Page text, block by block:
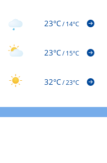
23°C/14°C
23°C/15°C
32°C/23°C